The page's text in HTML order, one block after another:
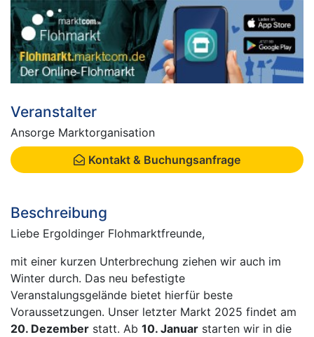
Veranstalter
Ansorge Marktorganisation
Kontakt & Buchungsanfrage
Beschreibung
Liebe Ergoldinger Flohmarktfreunde,
mit einer kurzen Unterbrechung ziehen wir auch im
Winter durch. Das neu befestigte
Veranstalungsgelände bietet hierfür beste
Voraussetzungen. Unser letzter Markt 2025 findet am
20. Dezember statt. Ab 10. Januar starten wir in die